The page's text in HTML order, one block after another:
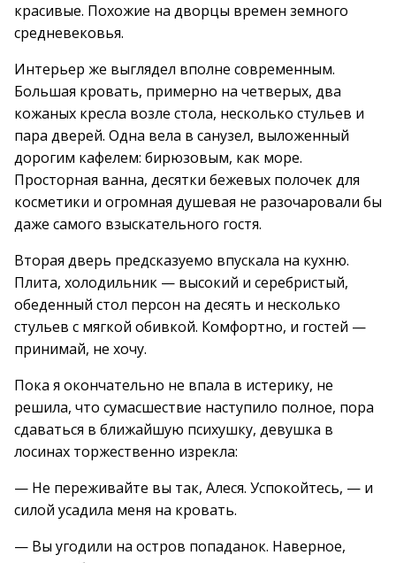
красивые. Похожие на дворцы времен земного
средневековья.
Интерьер же выглядел вполне современным.
Большая кровать, примерно на четверых, два
кожаных кресла возле стола, несколько стульев и
пара дверей. Одна вела в санузел, выложенный
дорогим кафелем: бирюзовым, как море.
Просторная ванна, десятки бежевых полочек для
косметики и огромная душевая не разочаровали бы
даже самого взыскательного гостя.
Вторая дверь предсказуемо впускала на кухню.
Плита, холодильник — высокий и серебристый,
обеденный стол персон на десять и несколько
стульев с мягкой обивкой. Комфортно, и гостей —
принимай, не хочу.
Пока я окончательно не впала в истерику, не
решила, что сумасшествие наступило полное, пора
сдаваться в ближайшую психушку, девушка в
лосинах торжественно изрекла:
— Не переживайте вы так, Алеся. Успокойтесь, — и
силой усадила меня на кровать.
— Вы угодили на остров попаданок. Наверное,